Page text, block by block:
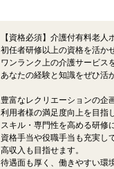
【資格必須】介護付有料老人
初任者研修以上の資格を活か
ワンランク上の介護サービス
あなたの経験と知識をぜひ活
豊富なレクリエーションの企
利用者様の満足度向上を目指
スキル・専門性を高める研修
資格手当や役職手当も充実し
高収入も目指せます。
待遇面も厚く、働きやすい環